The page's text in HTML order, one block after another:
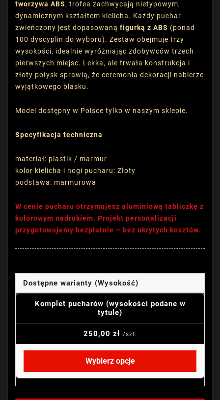
tworzywa ABS, trofea zachwycają nietypowym,
dynamicznym kształtem kielicha. Każdy puchar
zwieńczony jest dopasowaną figurką z ABS (ponad
100 dyscyplin do wyboru). Zestaw obejmuje trzy
wysokości, idealnie wyróżniając zdobywców trzech
pierwszych miejsc. Lekka, ale trwała konstrukcja i
złoty połysk sprawią, że ceremonia dekoracji nabierze
wyjątkowego blasku.
Model dostępny w Polsce tylko w naszym sklepie.
Specyfikacja techniczna
materiał: plastik / marmur
kolor kielicha i nogi pucharu: Złoty
podstawa: marmurowa
W cenie pucharu otrzymujesz aluminiową tabliczkę z
kolorowym nadrukiem. Projekt personalizacji
przygotowujemy bezpłatnie – bez ukrytych kosztów.
Dostępne warianty (Wysokość)
Komplet pucharów (wysokości podane w
tytule)
250,00 zł /szt.
Wybierz opcje